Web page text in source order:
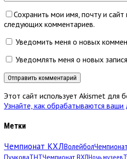
Сохранить мои имя, почту и сайт
следующих комментариев.
Уведомить меня о новых
Уведомлять меня о новых
Этот сайт использует Akismet для
Узнайте, как обрабатываются
Метки
Чемпионат КХЛВолейбол
ПучковаТНТЧемпионат ВХЛНочь музеев